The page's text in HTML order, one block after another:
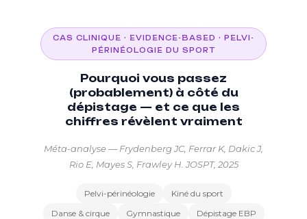
CAS CLINIQUE · EVIDENCE-BASED · PELVI-
PÉRINÉOLOGIE DU SPORT
Pourquoi vous passez
(probablement) à côté du
dépistage — et ce que les
chiffres révèlent vraiment
Méta-analyse — Frydenberg JC, Ferrar K, Dakic J,
Rio E, Mayes S, Frawley H.JOSPT, 2025
Pelvi-périnéologie
Kiné du sport
Danse & cirque
Gymnastique Dépistage EBP